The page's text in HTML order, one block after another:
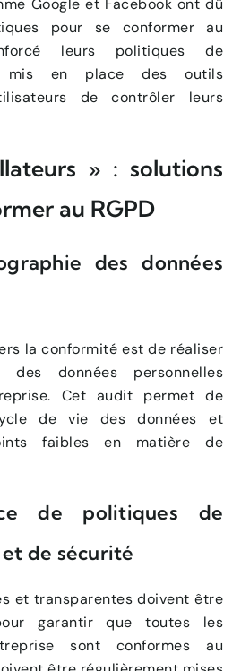
Google et Facebook ont dû
pour se conformer au
leurs politiques de
mis en place des outils
de contrôler leurs
» : solutions
au RGPD
des données
la conformité est de réaliser
données personnelles
Cet audit permet de
de vie des données et
faibles en matière de
de politiques de
de sécurité
et transparentes doivent être
garantir que toutes les
sont conformes au